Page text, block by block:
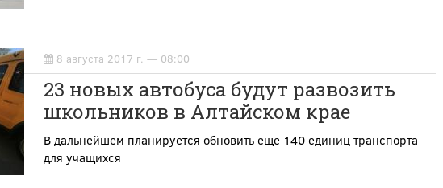
8 августа 2017 г. — 08:00
23 новых автобуса будут развозить
школьников в Алтайском крае
В дальнейшем планируется обновить еще 140 единиц транспорта
для учащихся